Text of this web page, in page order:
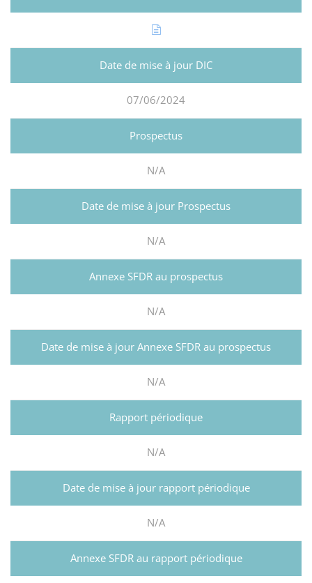
07/06/2024
N/A
N/A
N/A
N/A
N/A
N/A